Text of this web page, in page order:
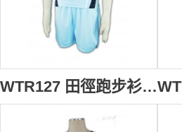
WTR127 田徑跑步衫訂造 田徑跑步衫製造商 學界 田徑跑步衫工廠 粉藍色